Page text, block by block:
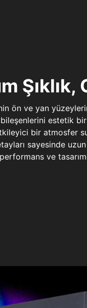
Şıklık,
ön ve yan
estetik
bir atmosfer
sayesinde
ve